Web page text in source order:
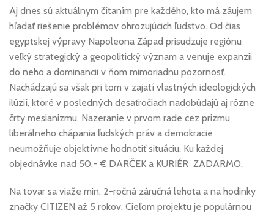
Aj dnes sú aktuálnym čítaním pre každého, kto má záujem
hľadať riešenie problémov ohrozujúcich ľudstvo. Od čias
egyptskej výpravy Napoleona Západ prisudzuje regiónu
veľký strategický a geopolitický význam a venuje expanzii
do neho a dominancii v ňom mimoriadnu pozornosť.
Nachádzajú sa však pri tom v zajatí vlastných ideologických
ilúzií, ktoré v posledných desaťročiach nadobúdajú aj rôzne
črty mesianizmu. Nazeranie v prvom rade cez prizmu
liberálneho chápania ľudských práv a demokracie
neumožňuje objektívne hodnotiť situáciu. Ku každej
objednávke nad 50.- € DARČEK a KURIÉR ZADARMO.
Na tovar sa viaže min. 2-ročná záručná lehota a na hodinky
značky CITIZEN až 5 rokov. Cieľom projektu je populárnou